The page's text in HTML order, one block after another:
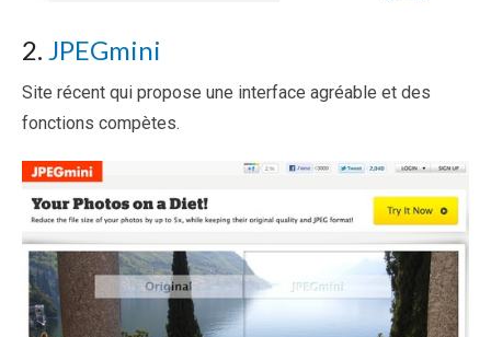
2. JPEGmini
Site récent qui propose une interface agréable et des
fonctions compètes.